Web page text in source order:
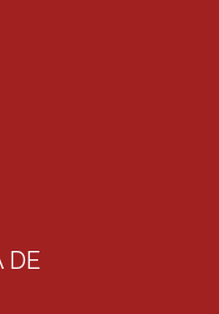
DE